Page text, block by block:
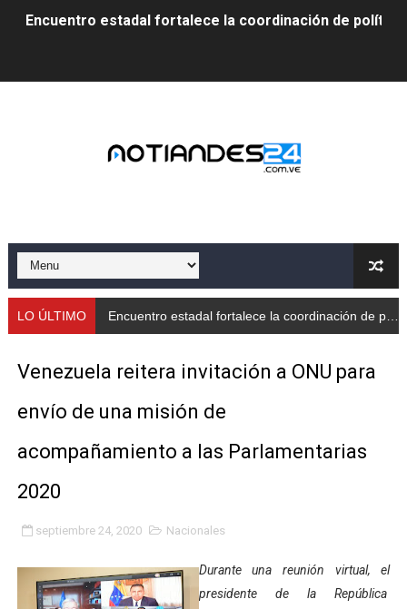
Encuentro estadal fortalece la coordinación de
Consolidan planificación técnica en el Complejo
Niños merideños potencian su talento en plan
Fundecem ofrece taller de bordado en punto de cruz
Niños merideños aprenden sobre gaita de tambora
Fortalecen formación académica de médicos en
LO ÚLTIMO Gobernador
Venezuela reitera invitación a ONU para
envío de una misión de
acompañamiento a las Parlamentarias
2020
septiembre 24, 2020 Nacionales
Durante una reunión virtual, el
presidente de la República